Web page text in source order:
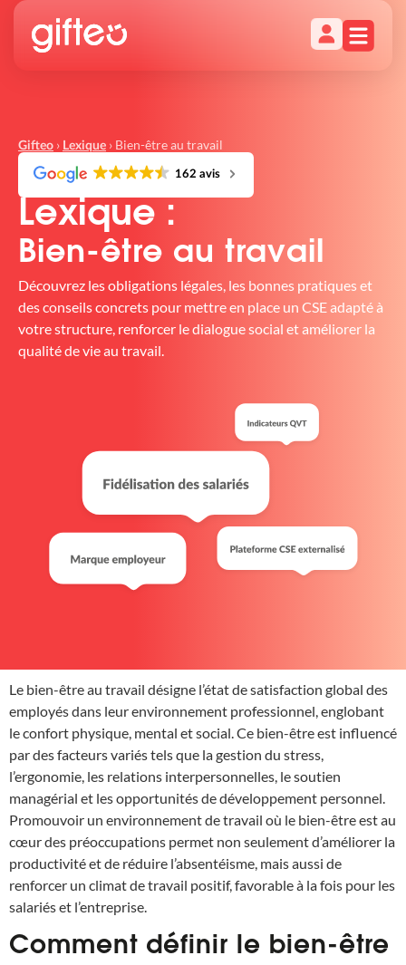
Gifteo › Lexique › Bien-être au travail
162 avis
Lexique :
Bien-être au travail
Découvrez les obligations légales, les bonnes pratiques et
des conseils concrets pour mettre en place un CSE adapté à
votre structure, renforcer le dialogue social et améliorer la
qualité de vie au travail.
Le bien-être au travail désigne l’état de satisfaction global des
employés dans leur environnement professionnel, englobant
le confort physique, mental et social. Ce bien-être est influencé
par des facteurs variés tels que la gestion du stress,
l’ergonomie, les relations interpersonnelles, le soutien
managérial et les opportunités de développement personnel.
Promouvoir un environnement de travail où le bien-être est au
cœur des préoccupations permet non seulement d’améliorer la
productivité et de réduire l’absentéisme, mais aussi de
renforcer un climat de travail positif, favorable à la fois pour les
salariés et l’entreprise.
Comment définir le bien-être